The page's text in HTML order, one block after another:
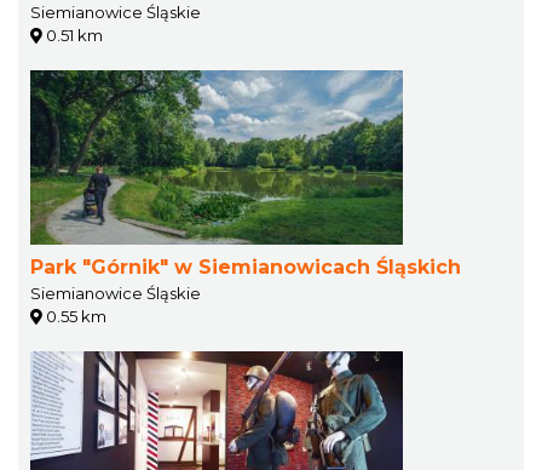
Siemianowice Śląskie
0.51 km
Park "Górnik" w Siemianowicach Śląskich
Siemianowice Śląskie
0.55 km